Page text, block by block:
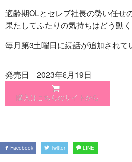
適齢期OLとセレブ社長の勢い任せ
果たしてふたりの気持ちはどう動
毎月第3土曜日に続話が追加されて
発売日：2023年8月19日
購入はこちらのサイトから
Facebook Twitter LINE